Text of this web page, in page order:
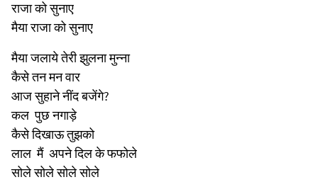
राजा को सुनाए
मैया राजा को सुनाए
मैया जलाये तेरी झुलना मुन्ना
कैसे तन मन वार
आज सुहाने नींद बजेंगे?
कल पुछ नगाड़े
कैसे दिखाऊ तुझको
लाल मैं अपने दिल के फफोले
सोले सोले सोले सोले